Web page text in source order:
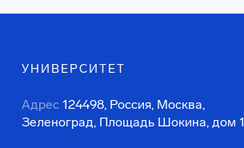
УНИВЕРСИТЕТ
Адрес 124498, Россия, Москва,
Зеленоград, Площадь Шокина, дом 1